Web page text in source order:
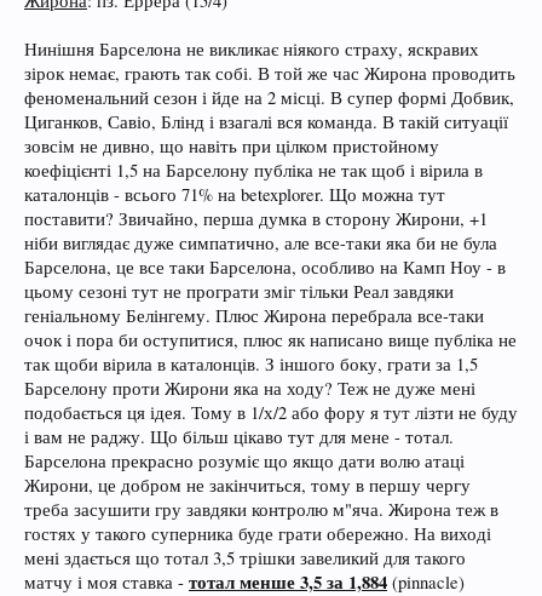
Нинішня Барселона не викликає ніякого страху, яскравих
зірок немає, грають так собі. В той же час Жирона проводить
феноменальний сезон і йде на 2 місці. В супер формі Добвик,
Циганков, Савіо, Блінд і взагалі вся команда. В такій ситуації
зовсім не дивно, що навіть при цілком пристойному
коефіцієнті 1,5 на Барселону публіка не так щоб і вірила в
каталонців - всього 71% на betexplorer. Що можна тут
поставити? Звичайно, перша думка в сторону Жирони, +1
ніби виглядає дуже симпатично, але все-таки яка би не була
Барселона, це все таки Барселона, особливо на Камп Ноу - в
цьому сезоні тут не програти зміг тільки Реал завдяки
геніальному Белінгему. Плюс Жирона перебрала все-таки
очок і пора би оступитися, плюс як написано вище публіка не
так щоби вірила в каталонців. З іншого боку, грати за 1,5
Барселону проти Жирони яка на ходу? Теж не дуже мені
подобається ця ідея. Тому в 1/х/2 або фору я тут лізти не буду
і вам не раджу. Що більш цікаво тут для мене - тотал.
Барселона прекрасно розуміє що якщо дати волю атаці
Жирони, це добром не закінчиться, тому в першу чергу
треба засушити гру завдяки контролю м"яча. Жирона теж в
гостях у такого суперника буде грати обережно. На виході
мені здається що тотал 3,5 трішки завеликий для такого
матчу і моя ставка - тотал менше 3,5 за 1,884 (pinnacle)